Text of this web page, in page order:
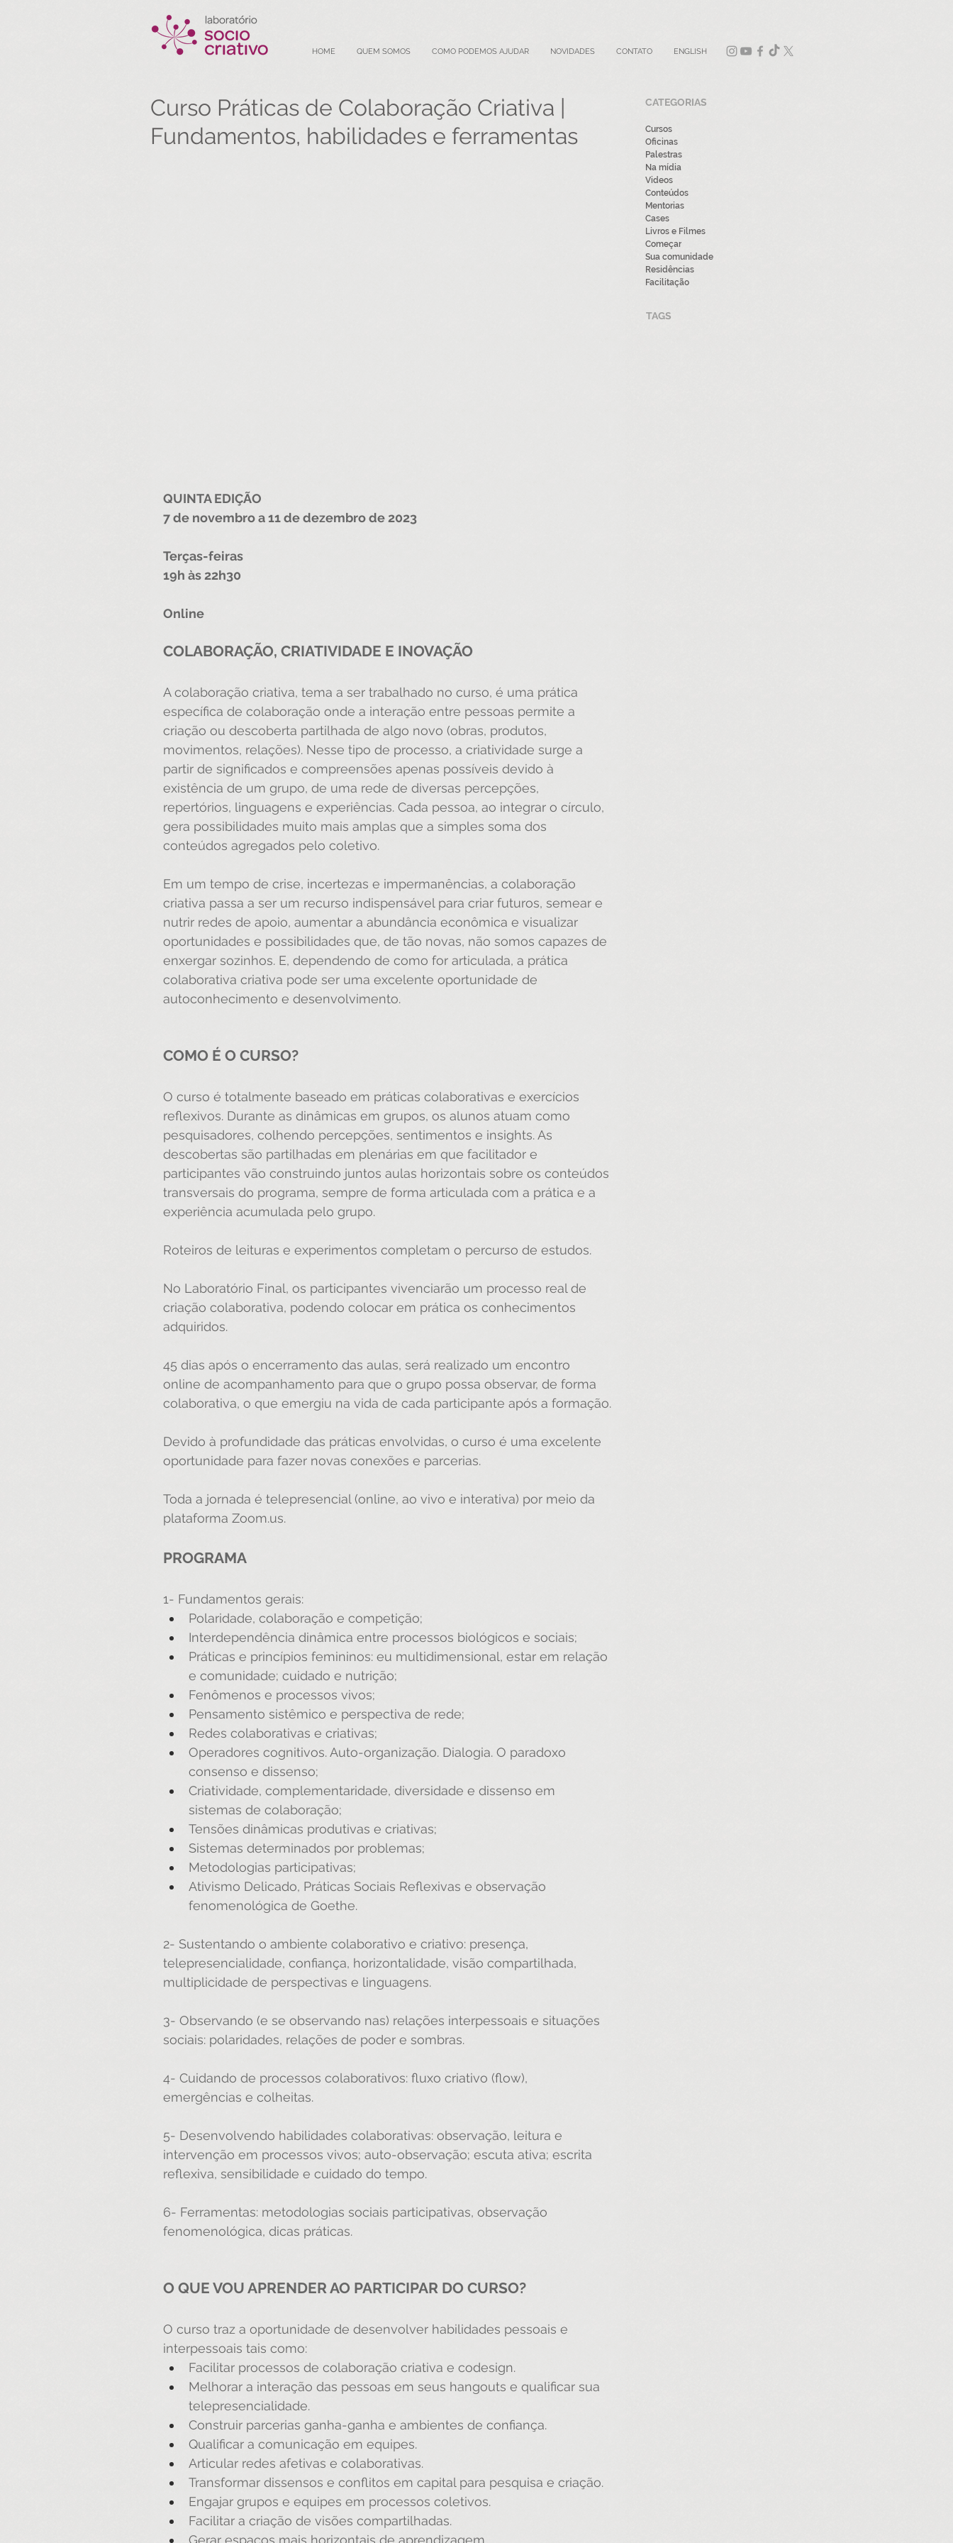
HOME QUEM SOMOS COMO PODEMOS AJUDAR NOVIDADES CONTATO ENGLISH
Curso Práticas de Colaboração Criativa |
Fundamentos, habilidades e ferramentas
QUINTA EDIÇÃO
7 de novembro a 11 de dezembro de 2023
Terças-feiras
19h às 22h30
Online
COLABORAÇÃO, CRIATIVIDADE E INOVAÇÃO
A colaboração criativa, tema a ser trabalhado no curso, é uma prática
específica de colaboração onde a interação entre pessoas permite a
criação ou descoberta partilhada de algo novo (obras, produtos,
movimentos, relações). Nesse tipo de processo, a criatividade surge a
partir de significados e compreensões apenas possíveis devido à
existência de um grupo, de uma rede de diversas percepções,
repertórios, linguagens e experiências. Cada pessoa, ao integrar o círculo,
gera possibilidades muito mais amplas que a simples soma dos
conteúdos agregados pelo coletivo.
Em um tempo de crise, incertezas e impermanências, a colaboração
criativa passa a ser um recurso indispensável para criar futuros, semear e
nutrir redes de apoio, aumentar a abundância econômica e visualizar
oportunidades e possibilidades que, de tão novas, não somos capazes de
enxergar sozinhos. E, dependendo de como for articulada, a prática
colaborativa criativa pode ser uma excelente oportunidade de
autoconhecimento e desenvolvimento.
COMO É O CURSO?
O curso é totalmente baseado em práticas colaborativas e exercícios
reflexivos. Durante as dinâmicas em grupos, os alunos atuam como
pesquisadores, colhendo percepções, sentimentos e insights. As
descobertas são partilhadas em plenárias em que facilitador e
participantes vão construindo juntos aulas horizontais sobre os conteúdos
transversais do programa, sempre de forma articulada com a prática e a
experiência acumulada pelo grupo.
Roteiros de leituras e experimentos completam o percurso de estudos.
No Laboratório Final, os participantes vivenciarão um processo real de
criação colaborativa, podendo colocar em prática os conhecimentos
adquiridos.
45 dias após o encerramento das aulas, será realizado um encontro
online de acompanhamento para que o grupo possa observar, de forma
colaborativa, o que emergiu na vida de cada participante após a formação.
Devido à profundidade das práticas envolvidas, o curso é uma excelente
oportunidade para fazer novas conexões e parcerias.
Toda a jornada é telepresencial (online, ao vivo e interativa) por meio da
plataforma Zoom.us.
PROGRAMA
1- Fundamentos gerais:
Polaridade, colaboração e competição;
Interdependência dinâmica entre processos biológicos e sociais;
Práticas e princípios femininos: eu multidimensional, estar em relação
e comunidade; cuidado e nutrição;
Fenômenos e processos vivos;
Pensamento sistêmico e perspectiva de rede;
Redes colaborativas e criativas;
Operadores cognitivos. Auto-organização. Dialogia. O paradoxo
consenso e dissenso;
Criatividade, complementaridade, diversidade e dissenso em
sistemas de colaboração;
Tensões dinâmicas produtivas e criativas;
Sistemas determinados por problemas;
Metodologias participativas;
Ativismo Delicado, Práticas Sociais Reflexivas e observação
fenomenológica de Goethe.
2- Sustentando o ambiente colaborativo e criativo: presença,
telepresencialidade, confiança, horizontalidade, visão compartilhada,
multiplicidade de perspectivas e linguagens.
3- Observando (e se observando nas) relações interpessoais e situações
sociais: polaridades, relações de poder e sombras.
4- Cuidando de processos colaborativos: fluxo criativo (flow),
emergências e colheitas.
5- Desenvolvendo habilidades colaborativas: observação, leitura e
intervenção em processos vivos; auto-observação; escuta ativa; escrita
reflexiva, sensibilidade e cuidado do tempo.
6- Ferramentas: metodologias sociais participativas, observação
fenomenológica, dicas práticas.
O QUE VOU APRENDER AO PARTICIPAR DO CURSO?
O curso traz a oportunidade de desenvolver habilidades pessoais e
interpessoais tais como:
Facilitar processos de colaboração criativa e codesign.
Melhorar a interação das pessoas em seus hangouts e qualificar sua
telepresencialidade.
Construir parcerias ganha-ganha e ambientes de confiança.
Qualificar a comunicação em equipes.
Articular redes afetivas e colaborativas.
Transformar dissensos e conflitos em capital para pesquisa e criação.
Engajar grupos e equipes em processos coletivos.
Facilitar a criação de visões compartilhadas.
Gerar espaços mais horizontais de aprendizagem.
CATEGORIAS
Cursos
Oficinas
Palestras
Na mídia
Videos
Conteúdos
Mentorias
Cases
Livros e Filmes
Começar
Sua comunidade
Residências
Facilitação
TAGS